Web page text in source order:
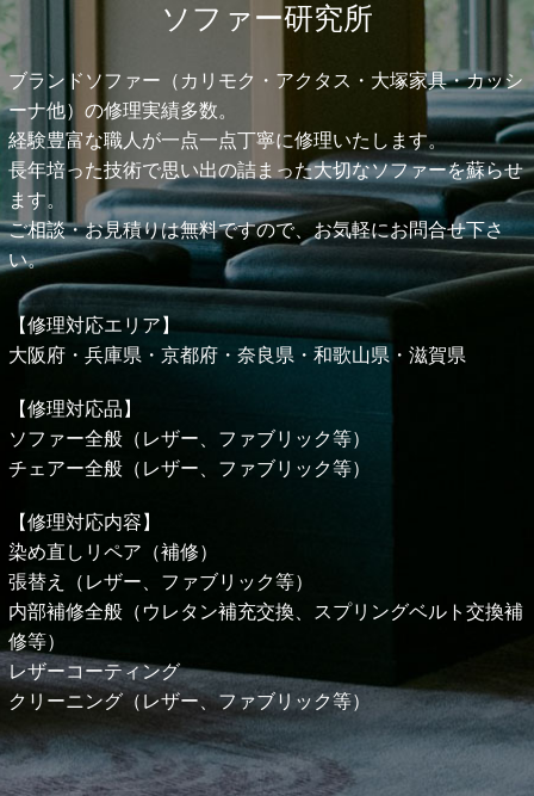
ソファー研究所
ブランドソファー（カリモク・アクタス・大塚家具・カッシ
ーナ他）の修理実績多数。
経験豊富な職人が一点一点丁寧に修理いたします。
長年培った技術で思い出の詰まった大切なソファーを蘇らせ
ます。
ご相談・お見積りは無料ですので、お気軽にお問合せ下さ
い。
【修理対応エリア】
大阪府・兵庫県・京都府・奈良県・和歌山県・ 滋賀県
【修理対応品】
ソファー全般（レザー、ファブリック等）
チェアー全般（レザー、ファブリック等）
【修理対応内容】
染め直しリペア（補修）
張替え（レザー、ファブリック等）
内部補修全般（ウレタン補充交換、スプリングベルト交換補
修等）
レザーコーティング
クリーニング（レザー、ファブリック等）